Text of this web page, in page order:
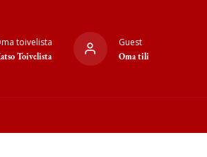
toivelista
Toivelista
Guest
Oma tili